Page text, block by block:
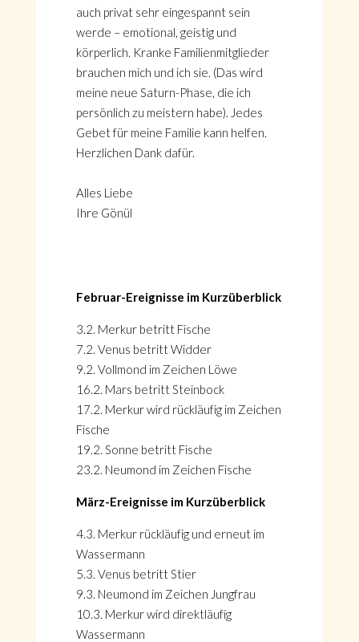
auch privat sehr eingespannt sein
werde – emotional, geistig und
körperlich. Kranke Familienmitglieder
brauchen mich und ich sie. (Das wird
meine neue Saturn-Phase, die ich
persönlich zu meistern habe). Jedes
Gebet für meine Familie kann helfen.
Herzlichen Dank dafür.
Alles Liebe
Ihre Gönül
Februar-Ereignisse im Kurzüberblick
3.2. Merkur betritt Fische
7.2. Venus betritt Widder
9.2. Vollmond im Zeichen Löwe
16.2. Mars betritt Steinbock
17.2. Merkur wird rückläufig im Zeichen
Fische
19.2. Sonne betritt Fische
23.2. Neumond im Zeichen Fische
März-Ereignisse im Kurzüberblick
4.3. Merkur rückläufig und erneut im
Wassermann
5.3. Venus betritt Stier
9.3. Neumond im Zeichen Jungfrau
10.3. Merkur wird direktläufig
Wassermann